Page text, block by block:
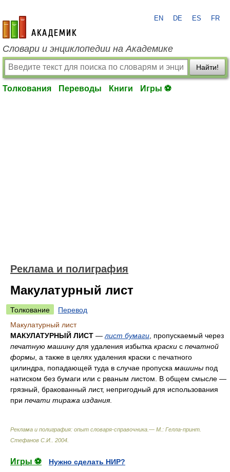
academic.ru
EN DE ES FR
Словари и энциклопедии на Академике
Найти!
Толкования Переводы Книги Игры ⚽
Реклама и полиграфия
Макулатурный лист
Толкование
Перевод
Макулатурный лист
МАКУЛАТУРНЫЙ ЛИСТ — лист бумаги , пропускаемый через
печатную машинудля удаления избытка краски с печатной
формы , а также в целях удаления краски с печатного
цилиндра, попадающей туда в случае пропуска машины под
натиском без бумаги или с рваным листом. В общем смысле —
грязный, бракованный лист, непригодный для использования
при печати тиража издания.
Реклама и полиграфия: опыт словаря-справочника.— М.: Гелла-принт
Стефанов С.И.
2004
Игры ⚽
Нужно сделать НИР?